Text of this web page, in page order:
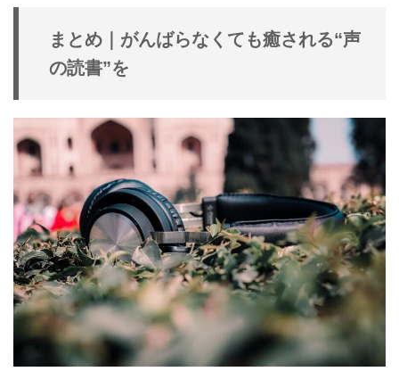
まとめ｜がんばらなくても癒される“声
の読書”を